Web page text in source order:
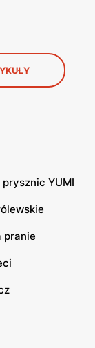
YUMI
pranie